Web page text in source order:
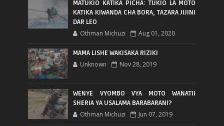
MATUKIO KATIKA PICHA: TUKIO LA MOTO
KATIKA KIWANDA CHA BORA, TAZARA JIJINI
DAR LEO
Othman Michuzi Aug 01, 2020
MAMA LISHE WAKISAKA RIZIKI
Unknown Nov 28, 2019
WENYE VYOMBO VYA MOTO WANATII
SHERIA YA USALAMA BARABARANI?
Othman Michuzi Jun 07, 2019